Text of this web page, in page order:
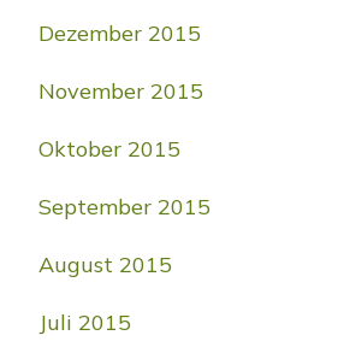
Dezember 2015
November 2015
Oktober 2015
September 2015
August 2015
Juli 2015